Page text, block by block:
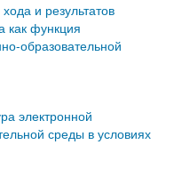
и результатов
как функция
образовательной
электронной
среды в условиях